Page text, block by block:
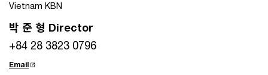
Vietnam KBN
박 준 형 Director
+84 28 3823 0796
Email